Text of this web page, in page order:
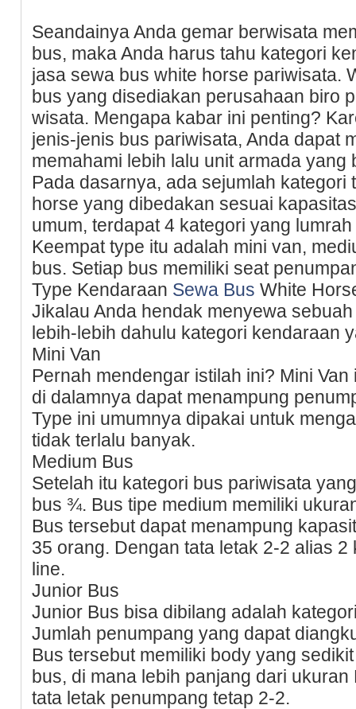
Seandainya Anda gemar berwisata
bus, maka Anda harus tahu kategori
jasa sewa bus white horse pariwisata.
bus yang disediakan perusahaan biro
wisata. Mengapa kabar ini penting?
jenis-jenis bus pariwisata, Anda dapat
memahami lebih lalu unit armada yang
Pada dasarnya, ada sejumlah kategori
horse yang dibedakan sesuai
umum, terdapat 4 kategori yang
Keempat type itu adalah mini van,
bus. Setiap bus memiliki seat
Type Kendaraan Sewa Bus White
Jikalau Anda hendak menyewa
lebih-lebih dahulu kategori kendaraan
Mini Van
Pernah mendengar istilah ini? Mini
di dalamnya dapat menampung
Type ini umumnya dipakai untuk
tidak terlalu banyak.
Medium Bus
Setelah itu kategori bus pariwisata
bus ¾. Bus tipe medium memiliki
Bus tersebut dapat menampung
35 orang. Dengan tata letak 2-2 alias
line.
Junior Bus
Junior Bus bisa dibilang adalah
Jumlah penumpang yang dapat
Bus tersebut memiliki body yang
bus, di mana lebih panjang dari
tata letak penumpang tetap 2-2.